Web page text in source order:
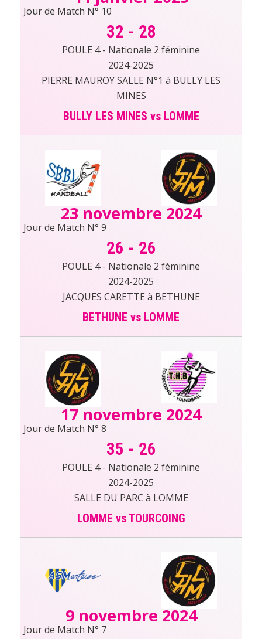
Jour de Match N° 10
32 - 28
POULE 4 - Nationale 2 féminine
2024-2025
PIERRE MAUROY SALLE N°1 à BULLY LES
MINES
BULLY LES MINES vs LOMME
23 novembre 2024
Jour de Match N° 9
26 - 26
POULE 4 - Nationale 2 féminine
2024-2025
JACQUES CARETTE à BETHUNE
BETHUNE vs LOMME
17 novembre 2024
Jour de Match N° 8
35 - 26
POULE 4 - Nationale 2 féminine
2024-2025
SALLE DU PARC à LOMME
LOMME vs TOURCOING
9 novembre 2024
Jour de Match N° 7